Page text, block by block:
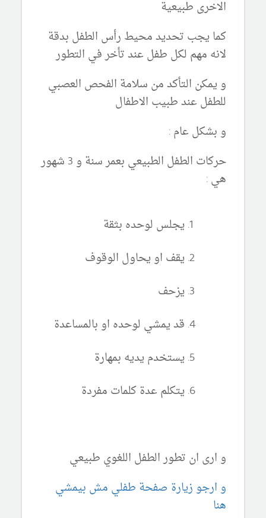
الاخرى طبيعية
كما يجب تحديد محيط رأس الطفل بدقة
لانه مهم لكل طفل عند تأخر في التطور
و يمكن التأكد من سلامة الفحص العصبي
للطفل عند طبيب الاطفال
و بشكل عام :
حركات الطفل الطبيعي بعمر سنة و 3 شهور
هي :
يجلس لوحده بثقة
يقف او يحاول الوقوف
يزحف
قد يمشي لوحده او بالمساعدة
يستخدم يديه بمهارة
يتكلم عدة كلمات مفردة
و ارى ان تطور الطفل اللغوي طبيعي
و ارجو زيارة صفحة طفلي مش بيمشي
هنا